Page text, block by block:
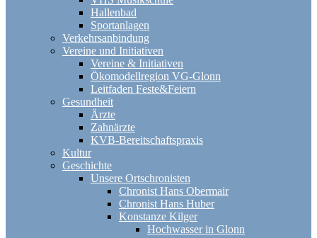
Hallenbad
Sportanlagen
Verkehrsanbindung
Vereine und Initiativen
Vereine & Initiativen
Ökomodellregion VG-Glonn
Leitfaden Feste&Feiern
Gesundheit
Ärzte
Zahnärzte
KVB-Bereitschaftspraxis
Kultur
Geschichte
Unsere Ortschronisten
Chronist Hans Obermair
Chronist Hans Huber
Konstanze Kilger
Hochwasser in Glonn